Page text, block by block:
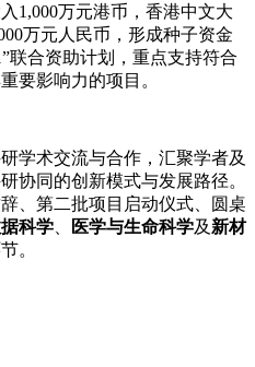
1,000万元港币，香港中文大
万元人民币，形成种子资金
联合资助计划，重点支持符合
要影响力的项目。
学术交流与合作，汇聚学者及
协同的创新模式与发展路径。
、第二批项目启动仪式、圆桌
科学 医学与生命科学及 新材
。